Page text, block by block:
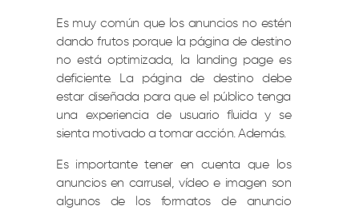
Es muy común que los anuncios no estén
dando frutos porque la página de destino
no está optimizada, la landing page es
deficiente. La página de destino debe
estar diseñada para que el público tenga
una experiencia de usuario fluida y se
sienta motivado a tomar acción. Además.
Es importante tener en cuenta que los
anuncios en carrusel, vídeo e imagen son
algunos de los formatos de anuncio